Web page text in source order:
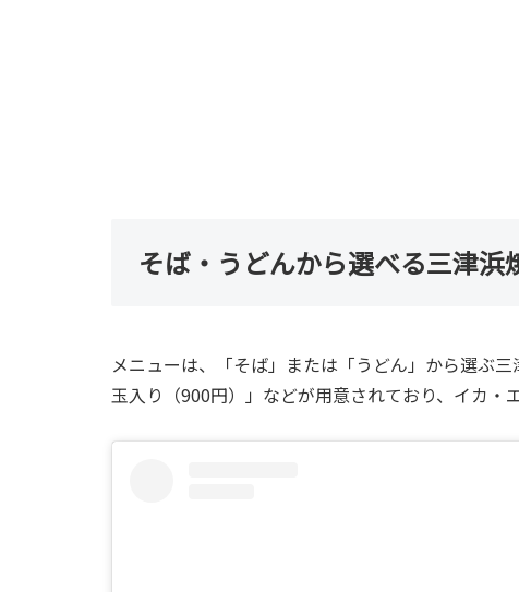
そば・うどんから選べる三津浜
メニューは、「そば」または「うどん」から選ぶ
玉入り（900円）」などが用意されており、イカ・